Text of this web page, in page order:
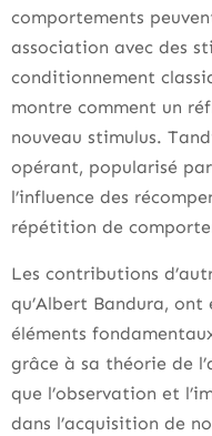
comportements
association avec des
conditionnement
montre comment un
nouveau stimulus.
opérant, popularisé
l’influence des
répétition de
Les contributions
qu’Albert Bandura,
éléments
grâce à sa théorie de
que l’observation et
dans l’acquisition de